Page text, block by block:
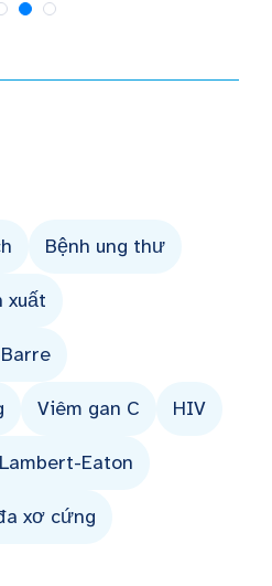
Bệnh ung thư
xuất
Viêm gan C HIV
Eaton
xơ cứng